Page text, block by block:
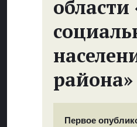
района»
Первое